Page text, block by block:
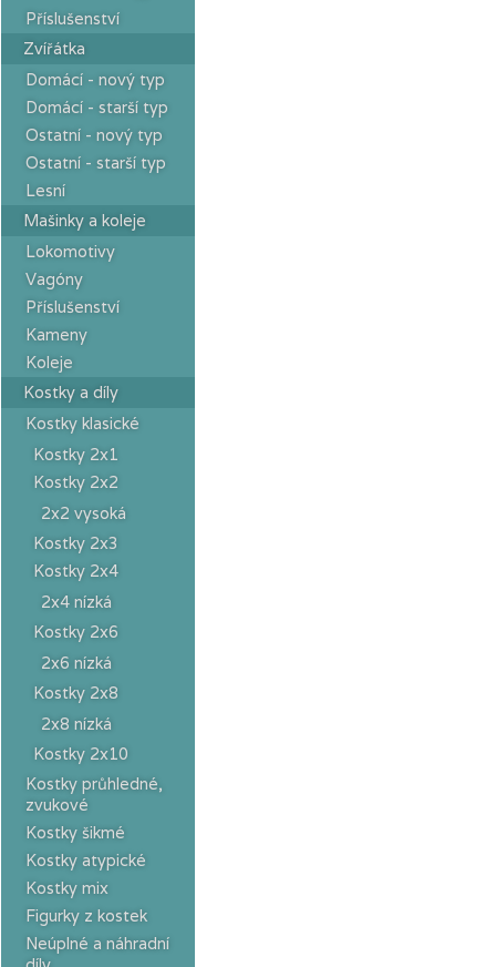
Příslušenství
Zvířátka
Domácí - nový typ
Domácí - starší typ
Ostatní - nový typ
Ostatní - starší typ
Lesní
Mašinky a koleje
Lokomotivy
Vagóny
Příslušenství
Kameny
Koleje
Kostky a díly
Kostky klasické
Kostky 2x1
Kostky 2x2
2x2 vysoká
Kostky 2x3
Kostky 2x4
2x4 nízká
Kostky 2x6
2x6 nízká
Kostky 2x8
2x8 nízká
Kostky 2x10
Kostky průhledné,
zvukové
Kostky šikmé
Kostky atypické
Kostky mix
Figurky z kostek
Neúplné a náhradní